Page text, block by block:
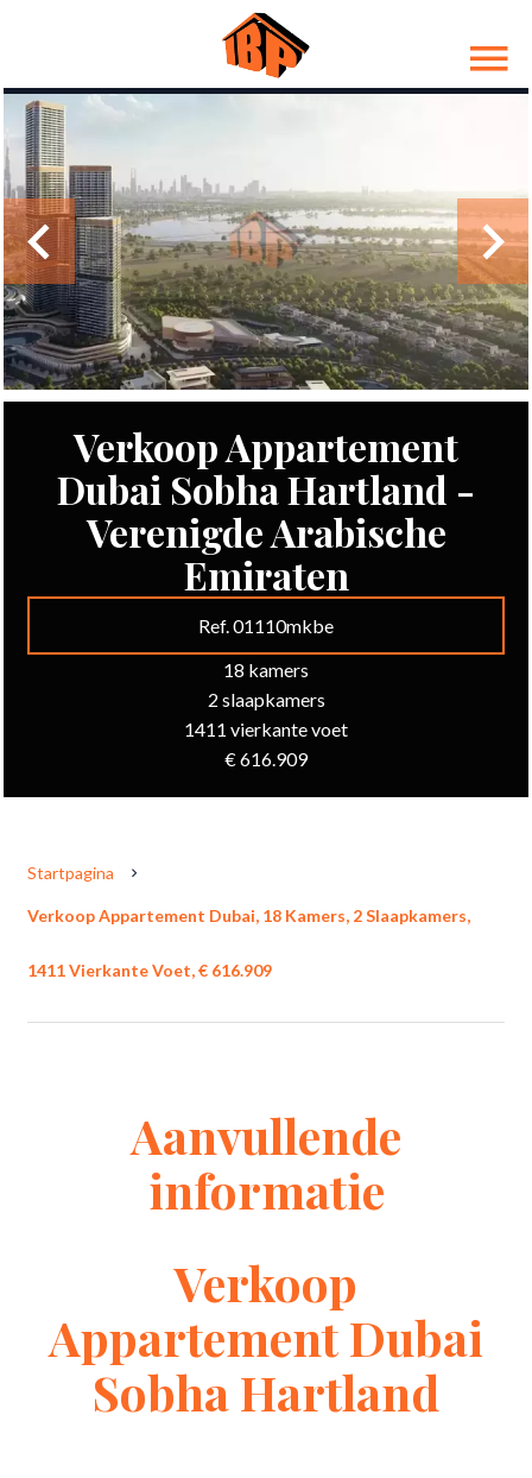
Verkoop Appartement
Dubai Sobha Hartland -
Verenigde Arabische
Emiraten
Ref. 01110mkbe
18 kamers
2 slaapkamers
1411 vierkante voet
€ 616.909
Startpagina
Verkoop Appartement Dubai, 18 Kamers, 2 Slaapkamers,
1411 Vierkante Voet, € 616.909
Aanvullende
informatie
Verkoop
Appartement Dubai
Sobha Hartland